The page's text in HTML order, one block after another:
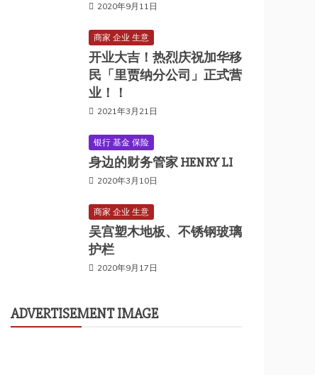
2020年9月11日
商家 企业 生意
开业大吉！热烈庆祝加华移
民「里贾纳分公司」正式营
业！！
2021年3月21日
银行 基金 保险
身边的财务管家 HENRY LI
2020年3月10日
商家 企业 生意
吴宫塑木地板、不锈钢玻璃
护栏
2020年9月17日
ADVERTISEMENT IMAGE